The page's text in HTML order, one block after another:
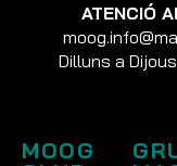
ATENCIÓ
Dilluns a
MOOG